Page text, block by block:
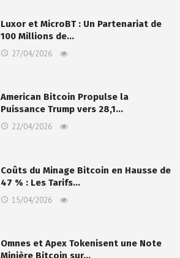
Luxor et MicroBT : Un Partenariat de
100 Millions de…
27/04/2026
American Bitcoin Propulse la
Puissance Trump vers 28,1…
22/04/2026
Coûts du Minage Bitcoin en Hausse de
47 % : Les Tarifs…
15/04/2026
Omnes et Apex Tokenisent une Note
Minière Bitcoin sur…